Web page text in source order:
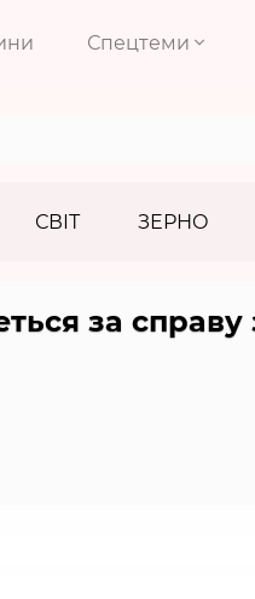
Спецтеми
СВІТ ЗЕРНО
за